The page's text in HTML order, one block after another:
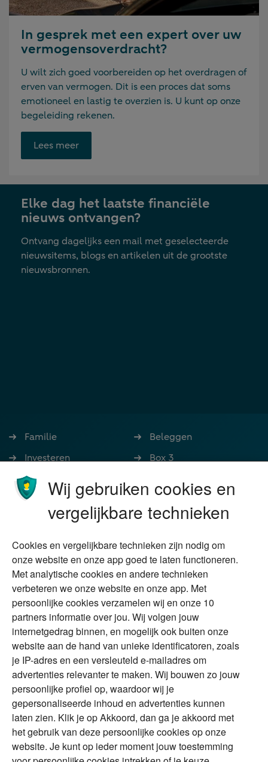
In gesprek met een expert over uw
vermogensoverdracht?
U wilt zich goed voorbereiden op het overdragen of
erven van vermogen. Dit is een proces dat soms
emotioneel en lastig te overzien is. U kunt op onze
begeleiding rekenen.
Lees meerOpent
link
nieuwe
tab
Elke dag het laatste financiële
nieuws ontvangen?
Ontvang dagelijks een mail met geselecteerde
nieuwsitems, blogs en artikelen uit de grootste
nieuwsbronnen.
Familie
Investeren
Ondernemen
Stoppen met werken
Wonen
Beleggen
Box 3
Nalatenschap
Schenken
Duurzaam
Vermogensplanning
Tweede huis in
buitenland
DGA
Erfenis
Over Financial Focus
Specialisten
Financial Focus
magazine
The Exit Years
Contact
Alles voor en over vermogenden.
Over ABN AMRO Veiligheid Privacy & Cookies
Wij gebruiken cookies en
vergelijkbare technieken
Cookies en vergelijkbare technieken zijn nodig om
onze website en onze app goed te laten functioneren.
Met analytische cookies en andere technieken
verbeteren we onze website en onze app. Met
persoonlijke cookies verzamelen wij en onze 10
partners informatie over jou. Wij volgen jouw
internetgedrag binnen, en mogelijk ook buiten onze
website aan de hand van unieke identificatoren, zoals
je IP-adres en een versleuteld e-mailadres om
advertenties relevanter te maken. Wij bouwen zo jouw
persoonlijke profiel op, waardoor wij je
gepersonaliseerde inhoud en advertenties kunnen
laten zien. Klik je op Akkoord, dan ga je akkoord met
het gebruik van deze persoonlijke cookies op onze
website. Je kunt op ieder moment jouw toestemming